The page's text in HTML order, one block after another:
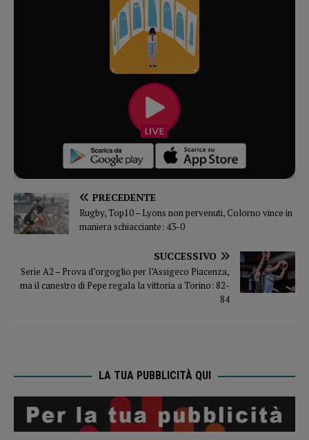
PRECEDENTE
Rugby, Top10 – Lyons non pervenuti, Colorno vince in
maniera schiacciante: 43-0
SUCCESSIVO
Serie A2 – Prova d’orgoglio per l’Assigeco Piacenza,
ma il canestro di Pepe regala la vittoria a Torino: 82-
84
LA TUA PUBBLICITÀ QUI